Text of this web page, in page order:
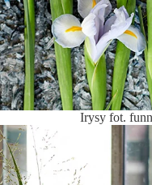
Irysy fot.